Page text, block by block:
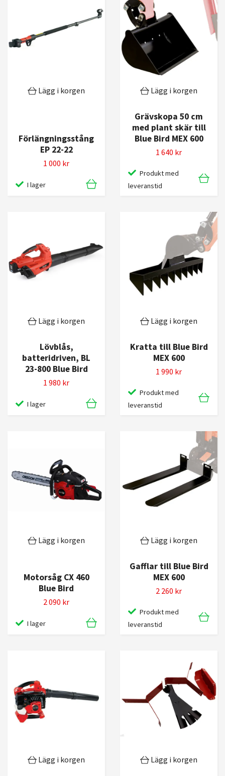
Lägg i korgen
Förlängningsstång
EP 22-22
1 000 kr
I lager
Lägg i korgen
Grävskopa 50 cm
med plant skär till
Blue Bird MEX 600
1 640 kr
Produkt med
leveranstid
Lägg i korgen
Lövblås,
batteridriven, BL
23-800 Blue Bird
1 980 kr
I lager
Lägg i korgen
Kratta till Blue Bird
MEX 600
1 990 kr
Produkt med
leveranstid
Lägg i korgen
Motorsåg CX 460
Blue Bird
2 090 kr
I lager
Lägg i korgen
Gafflar till Blue Bird
MEX 600
2 260 kr
Produkt med
leveranstid
Lägg i korgen Lägg i korgen